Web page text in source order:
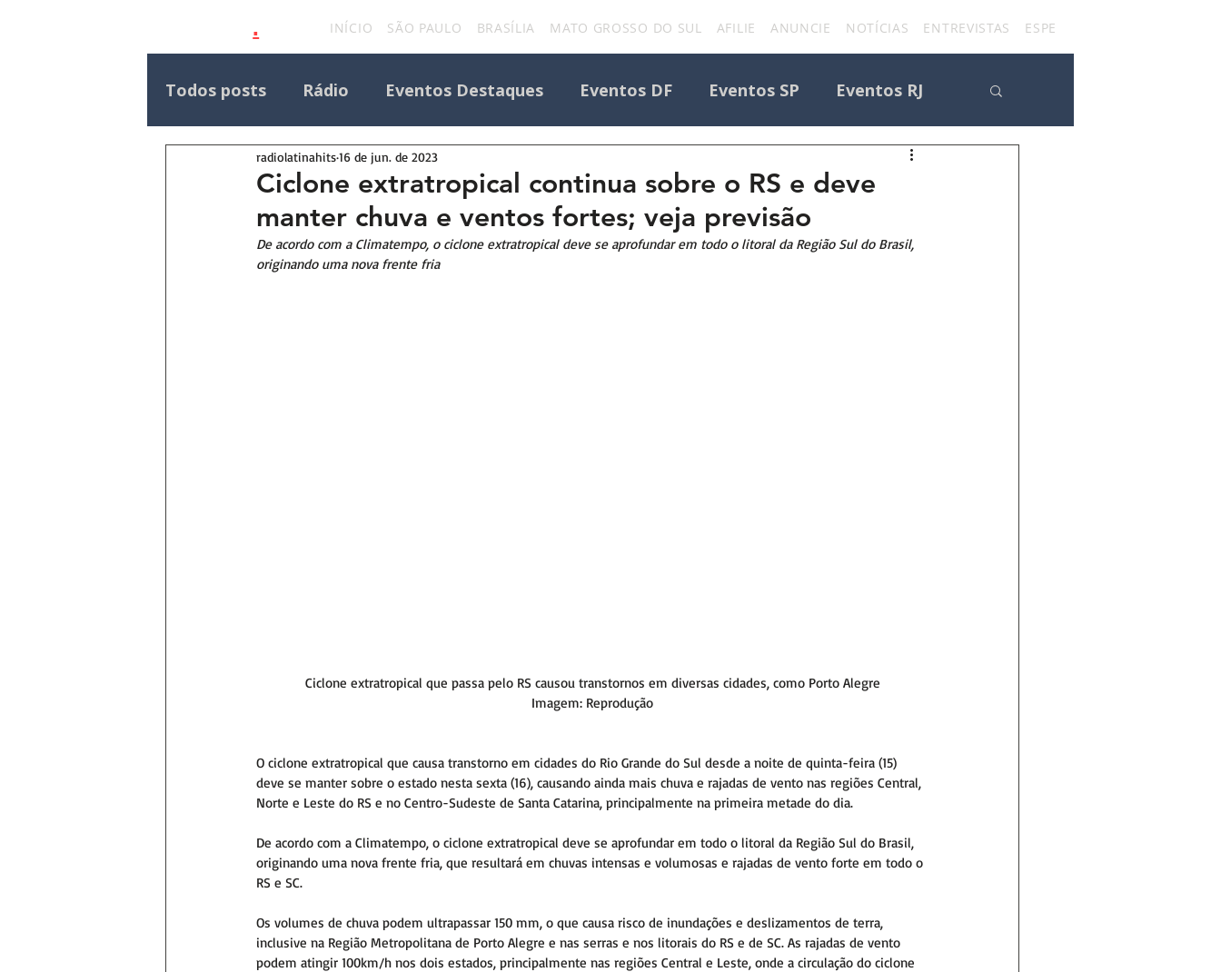
INÍCIO SÃO PAULO BRASÍLIA MATO GROSSO DO SUL AFILIE ANUNCIE NOTÍCIAS ENTREVISTAS ESPECIAIS
.
Todos posts Rádio Eventos Destaques Eventos DF Eventos SP Eventos RJ
Eventos Outras Regiões Todos os Eventos
Destaque Principal Site Eventos uniforcafm Notícias sobre eventos
Ciclone extratropical continua sobre o RS e deve
manter chuva e ventos fortes; veja previsão
radiolatinahits16 de jun. de 2023
De acordo com a Climatempo, o ciclone extratropical deve se aprofundar em todo o litoral da Região Sul do Brasil,
originando uma nova frente fria
Ciclone extratropical que passa pelo RS causou transtornos em diversas cidades, como Porto Alegre
Imagem: Reprodução
O ciclone extratropical que causa transtorno em cidades do Rio Grande do Sul desde a noite de quinta-feira (15)
deve se manter sobre o estado nesta sexta (16), causando ainda mais chuva e rajadas de vento nas regiões Central,
Norte e Leste do RS e no Centro-Sudeste de Santa Catarina, principalmente na primeira metade do dia.
De acordo com a Climatempo, o ciclone extratropical deve se aprofundar em todo o litoral da Região Sul do Brasil,
originando uma nova frente fria, que resultará em chuvas intensas e volumosas e rajadas de vento forte em todo o
RS e SC.
Os volumes de chuva podem ultrapassar 150 mm, o que causa risco de inundações e deslizamentos de terra,
inclusive na Região Metropolitana de Porto Alegre e nas serras e nos litorais do RS e de SC. As rajadas de vento
podem atingir 100km/h nos dois estados, principalmente nas regiões Central e Leste, onde a circulação do ciclone